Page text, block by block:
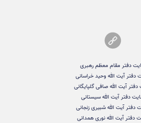
دفتر مقام معظم رهبری
دفتر آیت الله وحید خراسانی
آیت الله صافی گلپایگانی
دفتر آیت الله سیستانی
دفتر آیت الله شبیری زنجانی
دفتر آیت الله نوری همدانی